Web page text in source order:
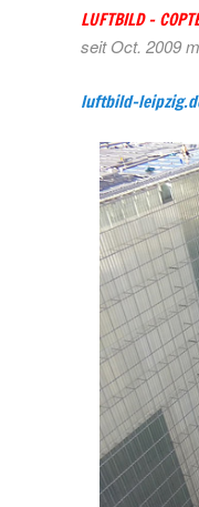
LUFTBILD –
seit Oct. 2009
luftbild-